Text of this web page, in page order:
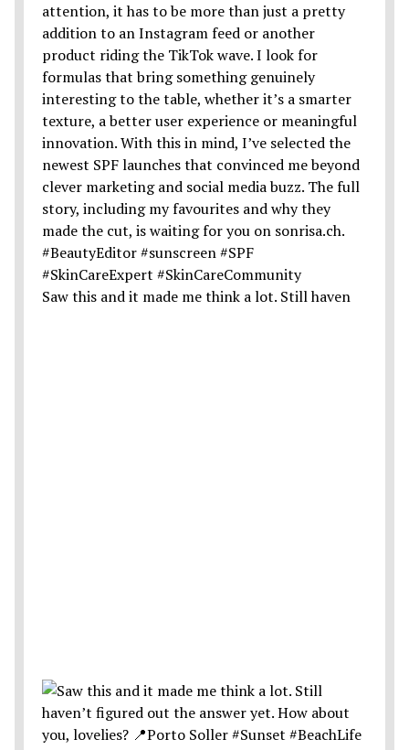
Saw this and it made me think a lot. Still haven